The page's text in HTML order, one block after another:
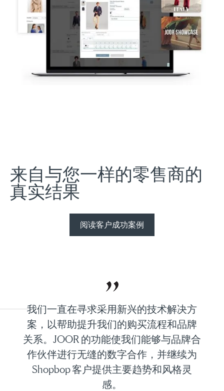
来自与您一样的零售商的
真实结果
阅读客户成功案例
我们一直在寻求采用新兴的技术解决方
案，以帮助提升我们的购买流程和品牌
关系。JOOR 的功能使我们能够与品牌合
作伙伴进行无缝的数字合作，并继续为
Shopbop 客户提供主要趋势和风格灵
感。